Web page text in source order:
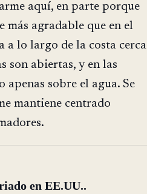
aquí, en parte porque
agradable que en el
lo largo de la costa cerca
son abiertas, y en las
apenas sobre el agua. Se
mantiene centrado
en EE.UU..